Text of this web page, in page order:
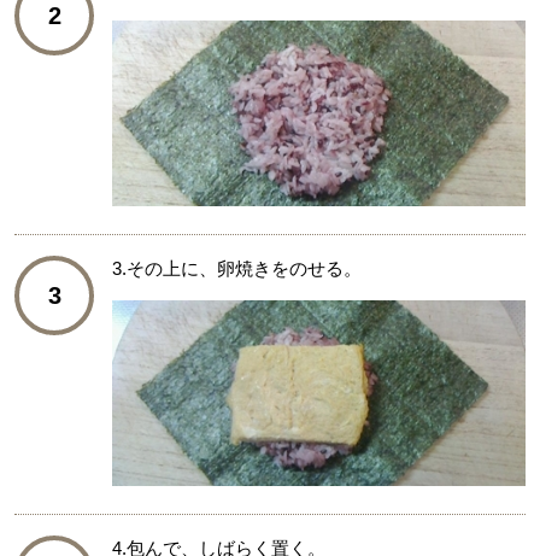
2
3
3.その上に、卵焼きをのせる。
4.包んで、しばらく置く。